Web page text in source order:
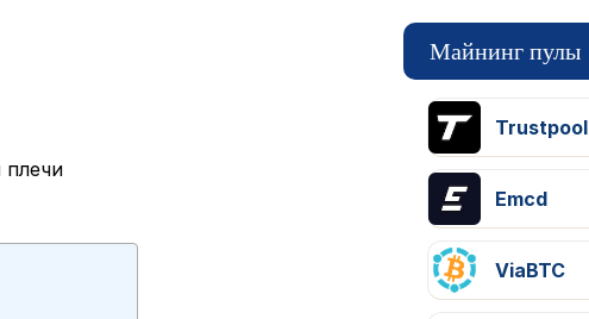
Майнинг пулы
Trustpool
Emcd
ViaBTC